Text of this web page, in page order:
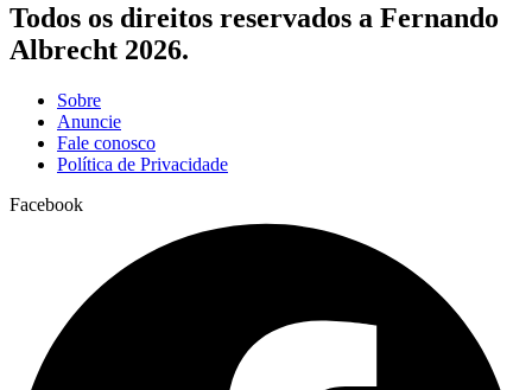
Todos os direitos reservados a Fernando
Albrecht 2026.
Sobre
Anuncie
Fale conosco
Política de Privacidade
Facebook